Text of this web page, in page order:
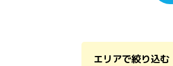
エリアで絞り込む